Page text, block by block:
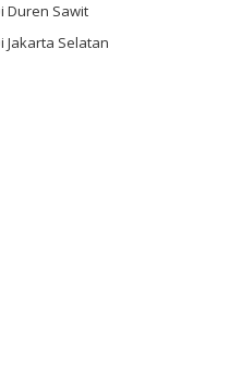
Duren Sawit
Jakarta Selatan